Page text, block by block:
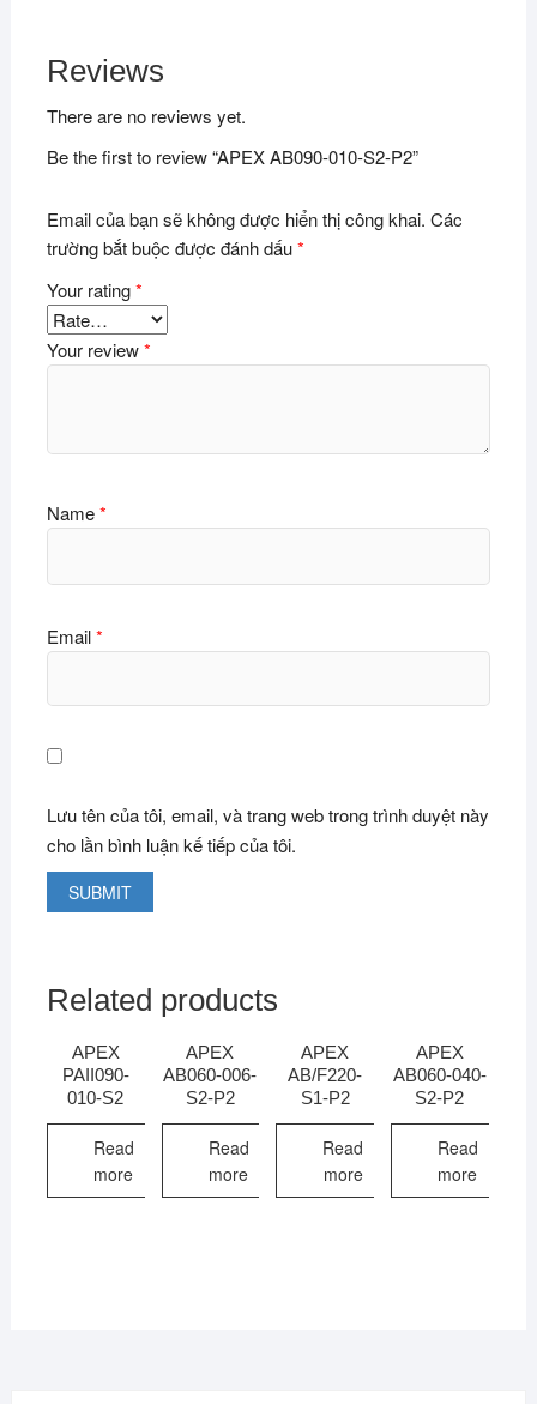
Reviews
There are no reviews yet.
Be the first to review “APEX AB090-010-S2-P2”
Email của bạn sẽ không được hiển thị công khai. Các
trường bắt buộc được đánh dấu*
Your rating*
Your review*
Name*
Email*
Lưu tên của tôi, email, và trang web trong trình duyệt này
cho lần bình luận kế tiếp của tôi.
Related products
APEX
PAII090-
010-S2
Read
more
APEX
AB060-006-
S2-P2
Read
more
APEX
AB/F220-
S1-P2
Read
more
APEX
AB060-040-
S2-P2
Read
more